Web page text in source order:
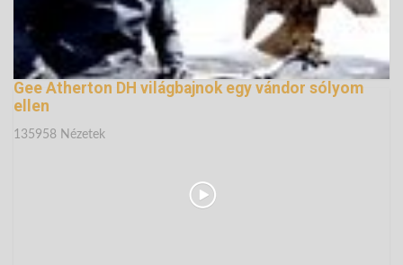
Gee Atherton DH világbajnok egy vándor sólyom
ellen
135958 Nézetek